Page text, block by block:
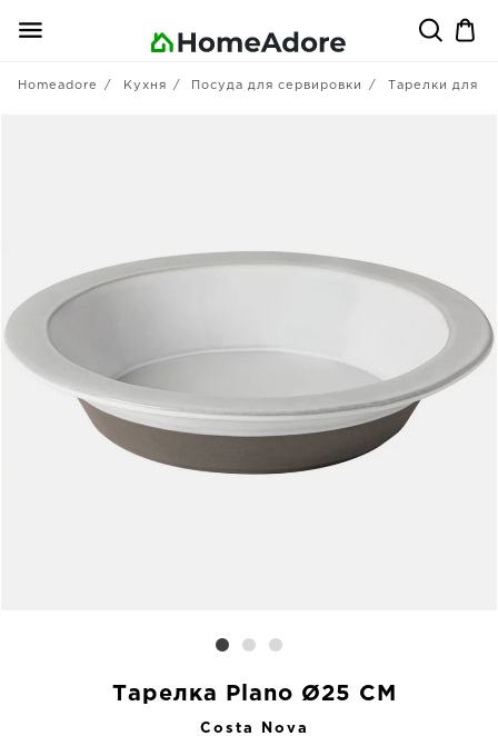
Homeadore Кухня Посуда для сервировки Тарелки для
Тарелка Plano Ø25 CM
Costa Nova